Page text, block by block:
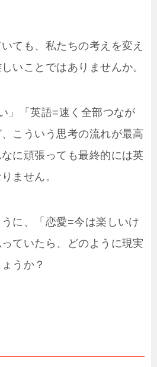
ても、私たちの考えを変え
いことではありませんか。
」「英語=速く全部つなが
こういう思考の流れが最高
に頑張っても最終的には英
ません。
に、「恋愛=今は楽しいけ
ていたら、どのように現実
うか？